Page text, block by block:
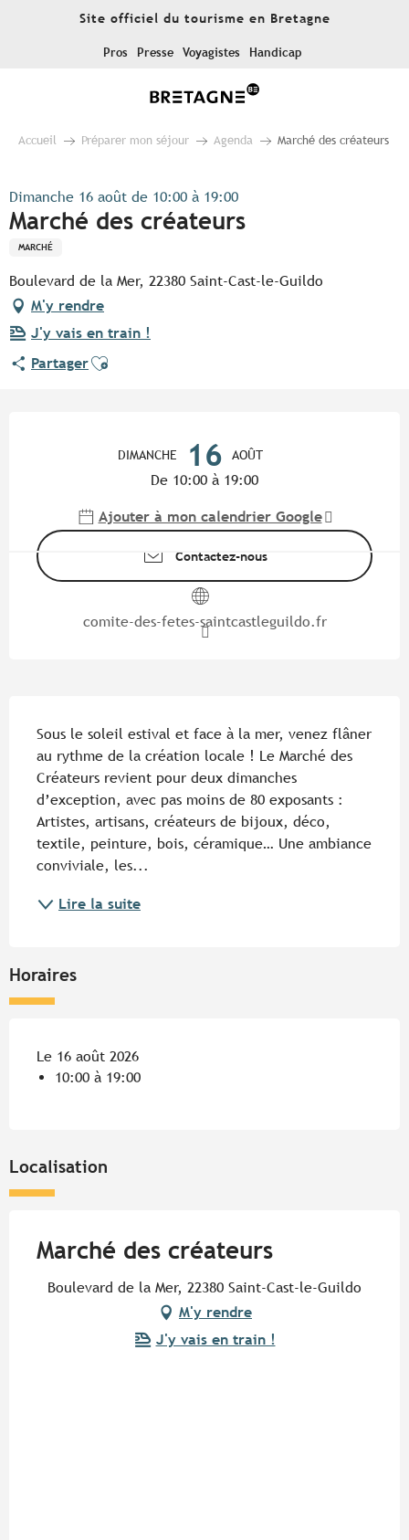
Site officiel du tourisme en Bretagne
Pros Presse Voyagistes Handicap
Accueil Préparer mon séjour Agenda Marché des créateurs
Dimanche 16 août de 10:00 à 19:00
Marché des créateurs
MARCHÉ
Boulevard de la Mer, 22380 Saint-Cast-le-Guildo
M'y rendre
J'y vais en train !
PartagerAjouter aux favoris
DIMANCHE 16 AOÛT
De 10:00 à 19:00
Ajouter à mon calendrier Google
Contactez-nous
comite-des-fetes-saintcastleguildo.fr
Sous le soleil estival et face à la mer, venez flâner
au rythme de la création locale ! Le Marché des
Créateurs revient pour deux dimanches
d’exception, avec pas moins de 80 exposants :
Artistes, artisans, créateurs de bijoux, déco,
textile, peinture, bois, céramique… Une ambiance
conviviale, les...
Lire la suite
Horaires
Le 16 août 2026
10:00 à 19:00
Localisation
Marché des créateurs
Boulevard de la Mer, 22380 Saint-Cast-le-Guildo
M'y rendre
J'y vais en train !